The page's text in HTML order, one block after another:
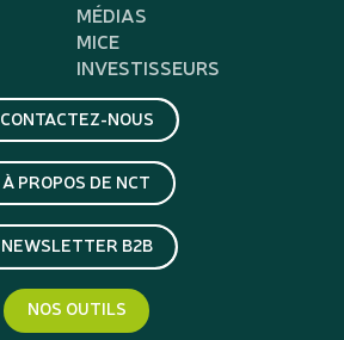
MÉDIAS
MICE
INVESTISSEURS
CONTACTEZ-NOUS
À PROPOS DE NCT
NEWSLETTER B2B
NOS OUTILS